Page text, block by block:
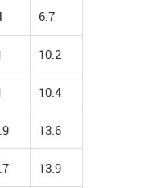
6.7
10.2
10.4
13.6
13.9